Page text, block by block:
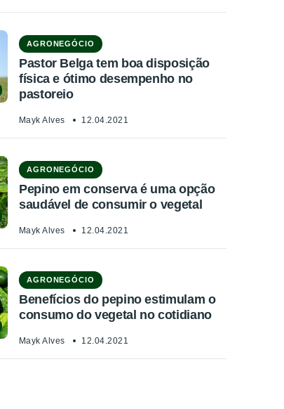
AGRONEGÓCIO
Pastor Belga tem boa disposição
física e ótimo desempenho no
pastoreio
Mayk Alves 12.04.2021
AGRONEGÓCIO
Pepino em conserva é uma opção
saudável de consumir o vegetal
Mayk Alves 12.04.2021
AGRONEGÓCIO
Benefícios do pepino estimulam o
consumo do vegetal no cotidiano
Mayk Alves 12.04.2021